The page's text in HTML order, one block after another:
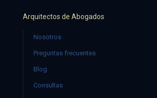
Arquitectos de Abogados
Nosotros
Preguntas frecuentes
Blog
Consultas